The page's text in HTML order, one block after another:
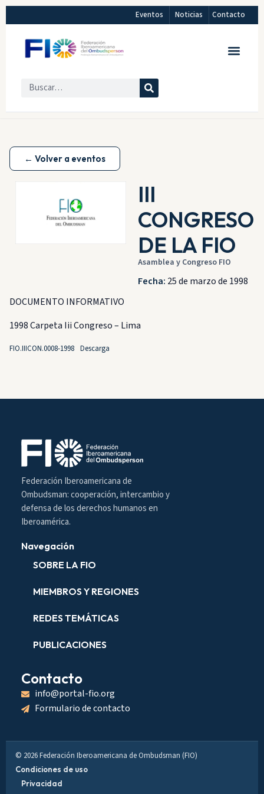
Eventos Noticias Contacto
← Volver a eventos
III
CONGRESO
DE LA FIO
Asamblea y Congreso FIO
Fecha: 25 de marzo de 1998
DOCUMENTO INFORMATIVO
1998 Carpeta Iii Congreso – Lima
FIO.IIICON.0008-1998 Descarga
Federación Iberoamericana de
Ombudsman: cooperación, intercambio y
defensa de los derechos humanos en
Iberoamérica.
Navegación
SOBRE LA FIO
MIEMBROS Y REGIONES
REDES TEMÁTICAS
PUBLICACIONES
Contacto
info@portal-fio.org
Formulario de contacto
© 2026 Federación Iberoamericana de Ombudsman (FIO)
Condiciones de uso
Privacidad